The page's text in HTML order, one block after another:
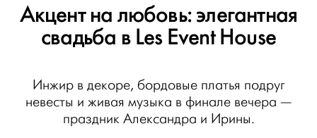
Акцент на любовь: элегантная
свадьба в Les Event House
Инжир в декоре, бордовые платья подруг
невесты и живая музыка в финале вечера —
праздник Александра и Ирины.